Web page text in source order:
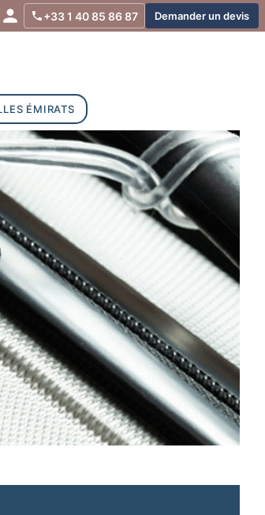
+33 1 40 85 86 87 Demander un devis
ÉMIRATS